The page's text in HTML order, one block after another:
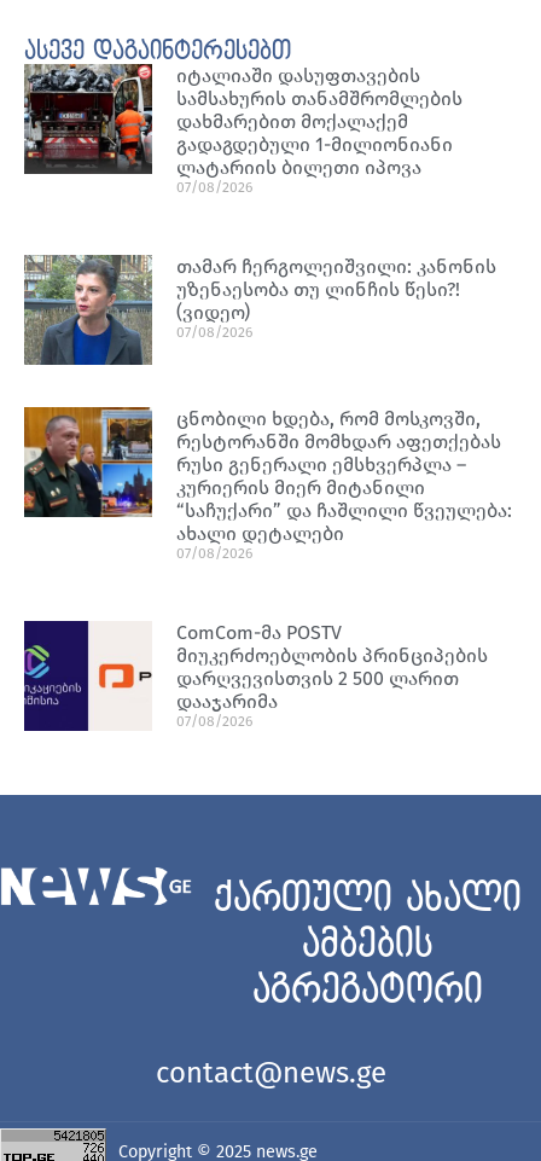
ასევე დაგაინტერესებთ
იტალიაში დასუფთავების
სამსახურის თანამშრომლების
დახმარებით მოქალაქემ
გადაგდებული 1-მილიონიანი
ლატარიის ბილეთი იპოვა
07/08/2026
თამარ ჩერგოლეიშვილი: კანონის
უზენაესობა თუ ლინჩის წესი?!
(ვიდეო)
07/08/2026
ცნობილი ხდება, რომ მოსკოვში,
რესტორანში მომხდარ აფეთქებას
რუსი გენერალი ემსხვერპლა –
კურიერის მიერ მიტანილი
“საჩუქარი” და ჩაშლილი წვეულება:
ახალი დეტალები
07/08/2026
ComCom-მა POSTV
მიუკერძოებლობის პრინციპების
დარღვევისთვის 2 500 ლარით
დააჯარიმა
07/08/2026
ქართული ახალი
ამბების
აგრეგატორი
contact@news.ge
Copyright © 2025 news.ge